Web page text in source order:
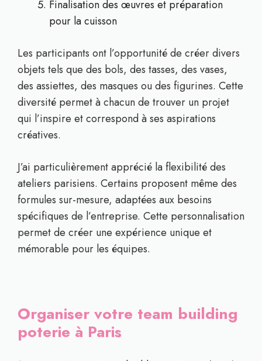
Finalisation des œuvres et préparation
pour la cuisson
Les participants ont l’opportunité de créer divers
objets tels que des bols, des tasses, des vases,
des assiettes, des masques ou des figurines. Cette
diversité permet à chacun de trouver un projet
qui l’inspire et correspond à ses aspirations
créatives.
J’ai particulièrement apprécié la flexibilité des
ateliers parisiens. Certains proposent même des
formules sur-mesure, adaptées aux besoins
spécifiques de l’entreprise. Cette personnalisation
permet de créer une expérience unique et
mémorable pour les équipes.
Organiser votre team building
poterie à Paris